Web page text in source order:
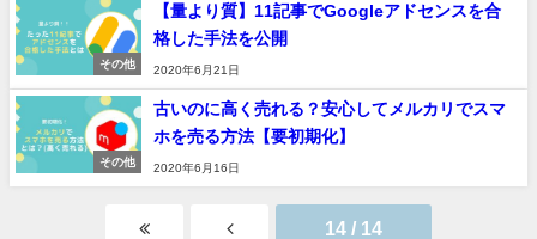
その他
【量より質】11記事でGoogleアドセンスを合
格した手法を公開
2020年6月21日
その他
古いのに高く売れる？安心してメルカリでスマ
ホを売る方法【要初期化】
2020年6月16日
14 / 14